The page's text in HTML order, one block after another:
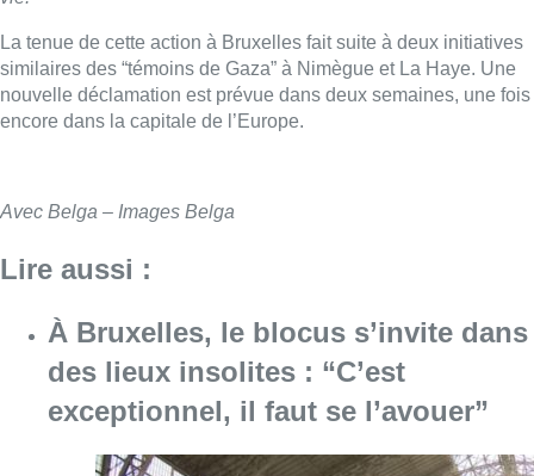
des lieux insolites : “C’est
exceptionnel, il faut se l’avouer”